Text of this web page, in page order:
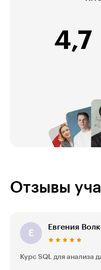
4,7
559
Отзывы
Е
Евгения
Курс SQL для анализа